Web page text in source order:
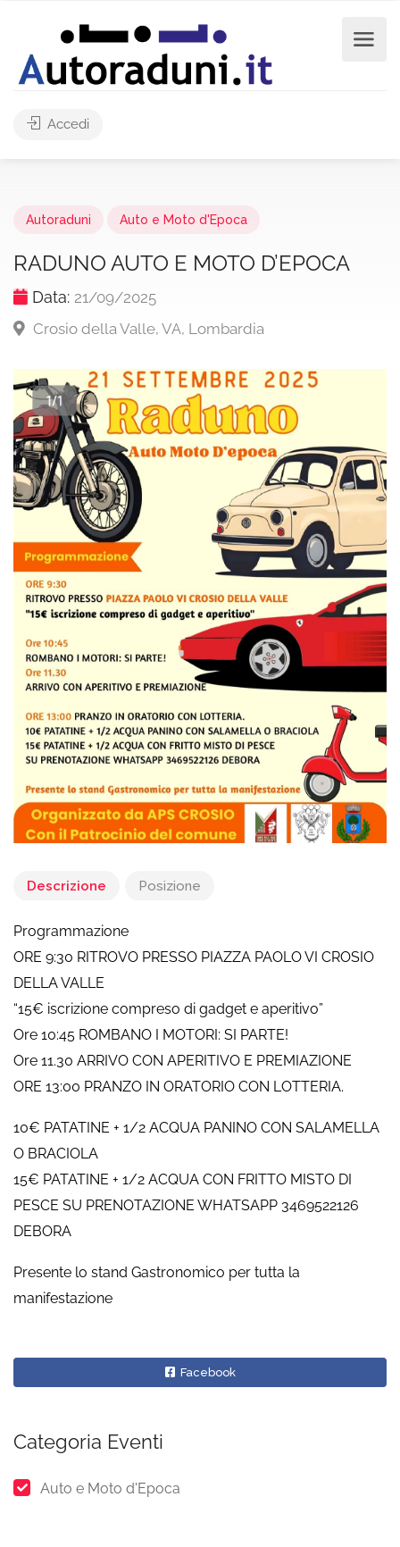
Accedi
Autoraduni Auto e Moto d'Epoca
RADUNO AUTO E MOTO D’EPOCA
Data: 21/09/2025
Crosio della Valle, VA, Lombardia
Descrizione Posizione
Programmazione
ORE 9:30 RITROVO PRESSO PIAZZA PAOLO VI CROSIO
DELLA VALLE
“15€ iscrizione compreso di gadget e aperitivo”
Ore 10:45 ROMBANO I MOTORI: SI PARTE!
Ore 11.30 ARRIVO CON APERITIVO E PREMIAZIONE
ORE 13:00 PRANZO IN ORATORIO CON LOTTERIA.
10€ PATATINE + 1/2 ACQUA PANINO CON SALAMELLA
O BRACIOLA
15€ PATATINE + 1/2 ACQUA CON FRITTO MISTO DI
PESCE SU PRENOTAZIONE WHATSAPP 3469522126
DEBORA
Presente lo stand Gastronomico per tutta la
manifestazione
Facebook
Categoria Eventi
Auto e Moto d'Epoca